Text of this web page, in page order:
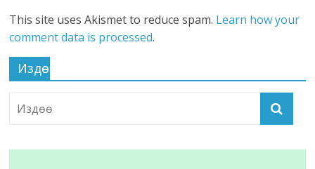
This site uses Akismet to reduce spam. Learn how your
comment data is processed.
Издөө